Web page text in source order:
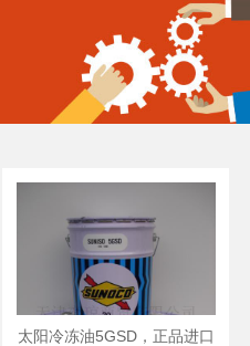
太阳冷冻油5GSD，正品进口